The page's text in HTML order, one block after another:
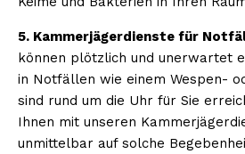
5. Kammerjägerdienste für
können plötzlich und unerwartet
in Notfällen wie einem Wespen-
sind rund um die Uhr für Sie
Ihnen mit unseren
unmittelbar auf solche